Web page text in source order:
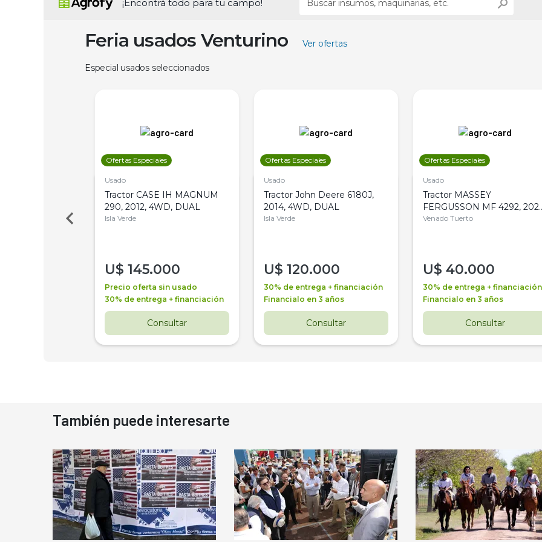
¡Encontrá todo para tu campo!
Feria usados Venturino Ver ofertas
Especial usados seleccionados
Ofertas Especiales
Usado
Tractor CASE IH MAGNUM
290, 2012, 4WD, DUAL
Isla Verde
U$ 145.000
Precio oferta sin usado
30% de entrega + financiación
Consultar
Ofertas Especiales
Usado
Tractor John Deere 6180J,
2014, 4WD, DUAL
Isla Verde
U$ 120.000
30% de entrega + financiación
Financialo en 3 años
Consultar
Ofertas Especiales
Usado
Tractor MASSEY
FERGUSSON MF 4292,
4WD, PATON
Venado Tuerto
U$ 40.000
30% de entrega + financiación
Financialo en 3 años
Consultar
También puede interesarte